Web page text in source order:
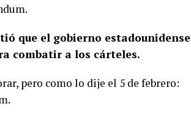
que el gobierno estadounidense
combatir a los cárteles.
pero como lo dije el 5 de febrero: